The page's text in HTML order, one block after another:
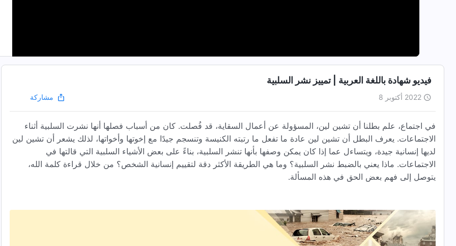
فيديو شهادة باللغة العربية | تمييز نشر السلبية
2022 أكتوبر 8 مشاركة
في اجتماع، علم بطلنا أن تشين لين، المسؤولة عن أعمال السقاية، قد فُصلت. كان من أسباب فصلها أنها نشرت السلبية أثناء
الاجتماعات. يعرف البطل أن تشين لين عادة ما تفعل ما رتبته الكنيسة وتنسجم جيدًا مع إخوتها وأخواتها، لذلك يشعر أن تشين لين
لديها إنسانية جيدة، ويتساءل عما إذا كان يمكن وصفها بأنها تنشر السلبية، بناءً على بعض الأشياء السلبية التي قالتها في
الاجتماعات. ماذا يعني بالضبط نشر السلبية؟ وما هي الطريقة الأكثر دقة لتقييم إنسانية الشخص؟ من خلال قراءة كلمة الله،
يتوصل إلى فهم بعض الحق في هذه المسألة.